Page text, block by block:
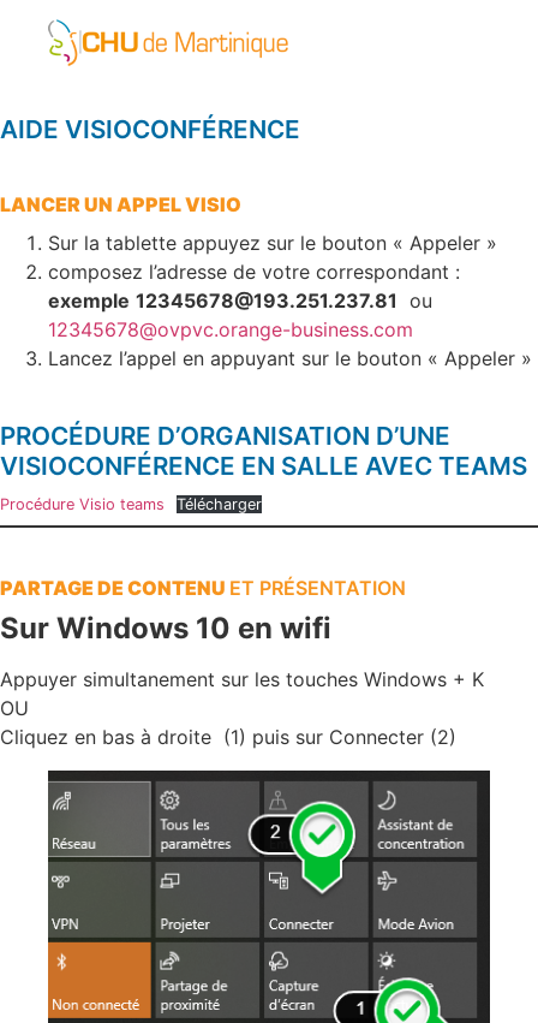
AIDE VISIOCONFÉRENCE
LANCER UN APPEL VISIO
Sur la tablette appuyez sur le bouton « Appeler »
composez l’adresse de votre correspondant :
exemple 12345678@193.251.237.81 ou
12345678@ovpvc.orange-business.com
Lancez l’appel en appuyant sur le bouton « Appeler »
PROCÉDURE D’ORGANISATION D’UNE
VISIOCONFÉRENCE EN SALLE AVEC TEAMS
Procédure Visio teams Télécharger
PARTAGE DE CONTENU ET PRÉSENTATION
Sur Windows 10 en wifi
Appuyer simultanement sur les touches Windows + K
OU
Cliquez en bas à droite (1) puis sur Connecter (2)